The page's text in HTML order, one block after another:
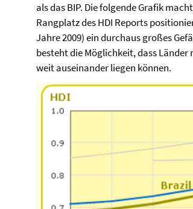
als das BIP. Die folgende Grafik
Rangplatz des HDI Reports
Jahre 2009) ein durchaus großes
besteht die Möglichkeit, dass Länder
weit auseinander liegen können.